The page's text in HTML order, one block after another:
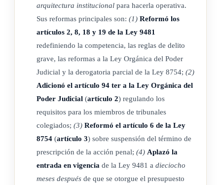
recurso de casación y el procedimiento especial de
revisión serán de competencia de la Sala Tercera de la Corte
Suprema de Justicia.
Artículo 8 Delito grave
La Fiscalía General podrá solicitar a la autoridad competente
de la Jurisdicción Especializada en Delincuencia Organizada,
que se arrogue el conocimiento y la investigación de estos
delitos, así como de los delitos conexos, independientemente
de la penalidad de estos últimos, según las reglas de
arquitectura institucional para hacerla operativa.
Sus reformas principales son: (1) Reformó los
artículos 2, 8, 18 y 19 de la Ley 9481
redefiniendo la competencia, las reglas de delito
grave, las reformas a la Ley Orgánica del Poder
Judicial y la derogatoria parcial de la Ley 8754; (2)
Adicionó el artículo 94 ter a la Ley Orgánica del
Poder Judicial (artículo 2) regulando los
requisitos para los miembros de tribunales
colegiados; (3) Reformó el artículo 6 de la Ley
8754 (artículo 3) sobre suspensión del término de
prescripción de la acción penal; (4) Aplazó la
entrada en vigencia de la Ley 9481 a dieciocho
meses después de que se otorgue el presupuesto